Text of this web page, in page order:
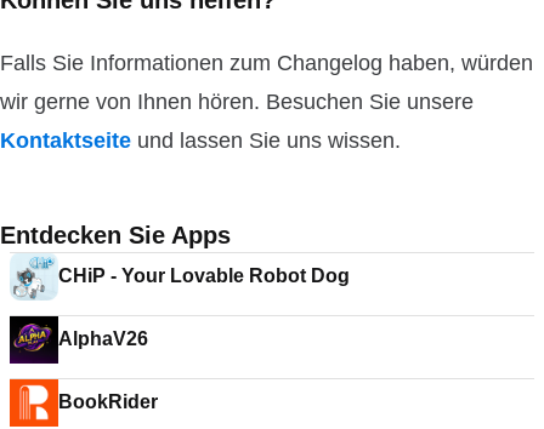
Falls Sie Informationen zum Changelog haben, würden
wir gerne von Ihnen hören. Besuchen Sie unsere
Kontaktseite und lassen Sie uns wissen.
Entdecken Sie Apps
CHiP - Your Lovable Robot Dog
AlphaV26
BookRider